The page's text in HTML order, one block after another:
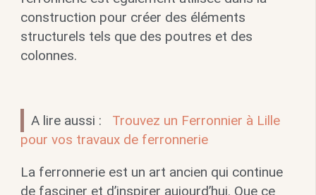
construction pour créer des éléments
structurels tels que des poutres et des
colonnes.
A lire aussi :
Trouvez un Ferronnier à Lille
pour vos travaux de ferronnerie
La ferronnerie est un art ancien qui continue
de fasciner et d’inspirer aujourd’hui. Que ce